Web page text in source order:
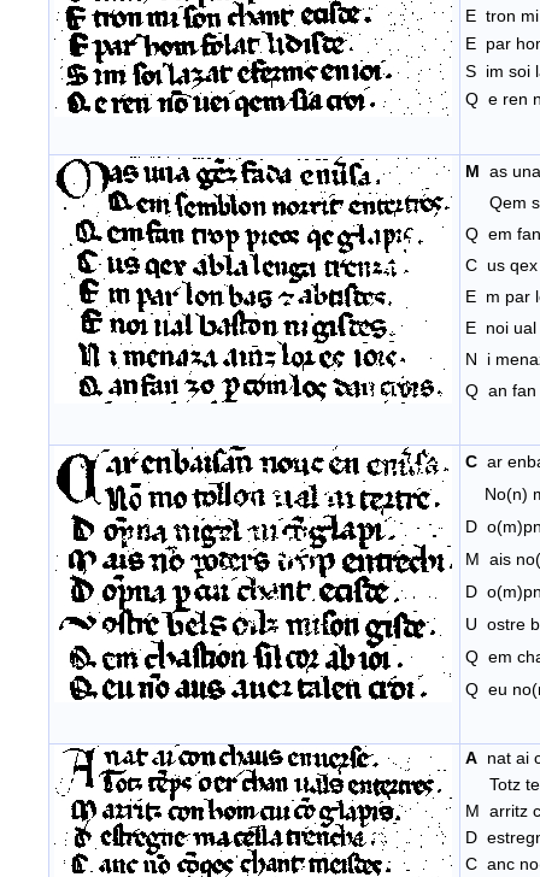
E tron
E par
S im soi
Q e ren
M as
Qem
Q em
C us qex
E m par
E noi ual
N i
Q an fan
C ar
No(n)
D
M ais
D
U ostre
Q em
Q eu
A nat ai
Totz
M arritz
D
C anc